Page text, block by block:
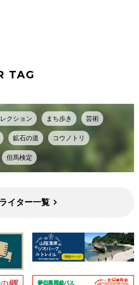
TAG
クション まち歩き 芸術
鉱石の道 コウノトリ
但馬検定
ライター一覧